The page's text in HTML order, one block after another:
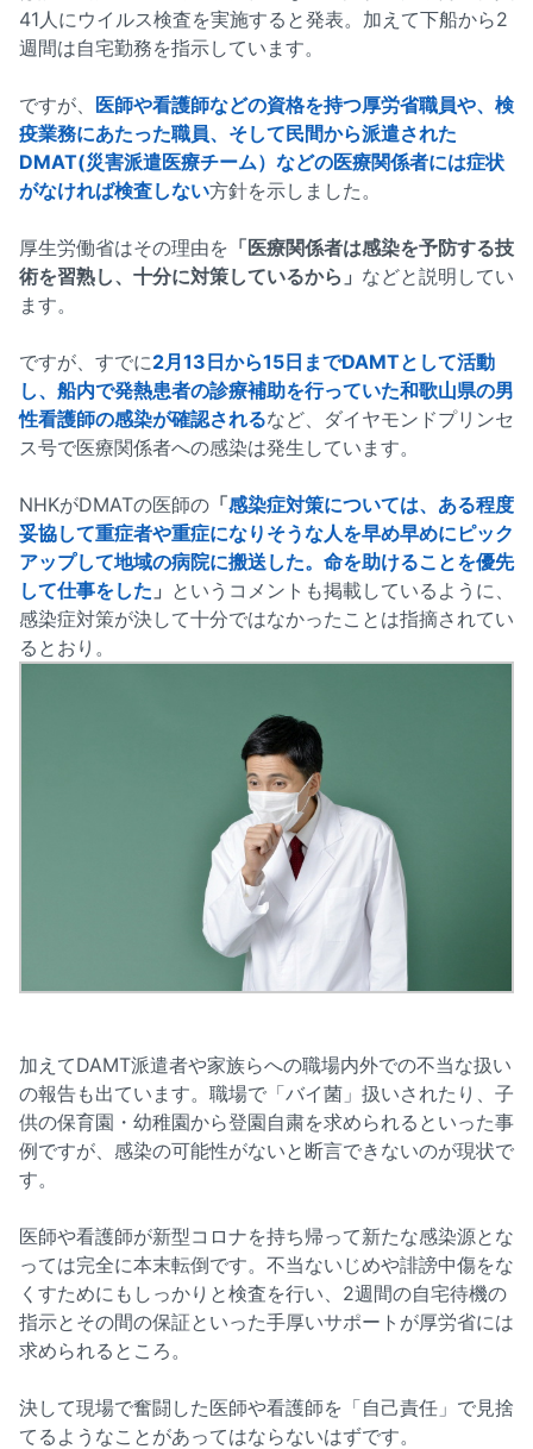
41人にウイルス検査を実施すると発表。加えて下船から2
週間は自宅勤務を指示しています。
ですが、 医師や看護師などの資格を持つ厚労省職員や、検
疫業務にあたった職員、そして民間から派遣された
DMAT(災害派遣医療チーム）などの医療関係者には症状
がなければ検査しない方針を示しました。
厚生労働省はその理由を 「医療関係者は感染を予防する技
術を習熟し、十分に対策しているから」 などと説明してい
ます。
ですが、すでに2月13日から15日までDAMTとして活動
し、船内で発熱患者の診療補助を行っていた和歌山県の男
性看護師の感染が確認されるなど、ダイヤモンドプリンセ
ス号で医療関係者への感染は発生しています。
NHKがDMATの医師の 「感染症対策については、ある程度
妥協して重症者や重症になりそうな人を早め早めにピック
アップして地域の病院に搬送した。命を助けることを優先
して仕事をした 」 というコメントも掲載しているように、
感染症対策が決して十分ではなかったことは指摘されてい
るとおり。
加えてDAMT派遣者や家族らへの職場内外での不当な扱い
の報告も出ています。職場で「バイ菌」扱いされたり、子
供の保育園・幼稚園から登園自粛を求められるといった事
例ですが、感染の可能性がないと断言できないのが現状で
す。
医師や看護師が新型コロナを持ち帰って新たな感染源とな
っては完全に本末転倒です。不当ないじめや誹謗中傷をな
くすためにもしっかりと検査を行い、2週間の自宅待機の
指示とその間の保証といった手厚いサポートが厚労省には
求められるところ。
決して現場で奮闘した医師や看護師を「自己責任」で見捨
てるようなことがあってはならないはずです。